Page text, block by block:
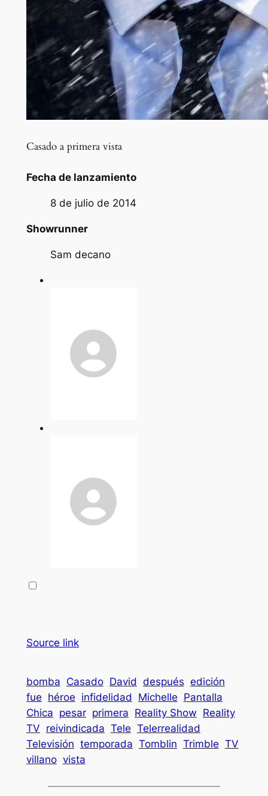
Casado a primera vista
Fecha de lanzamiento
8 de julio de 2014
Showrunner
Sam decano
Source link
bomba Casado David después edición
fue héroe infidelidad Michelle Pantalla
Chica pesar primera Reality Show Reality
TV reivindicada Tele Telerrealidad
Televisión temporada Tomblin Trimble TV
villano vista